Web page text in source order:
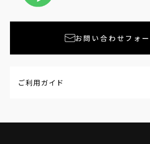
お問い合わせフォ
ご利用ガイド